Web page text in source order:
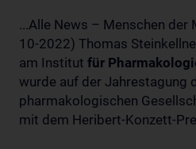
...Alle News – Menschen der
10-2022) Thomas
am Institut für
wurde auf der Jahrestagung
pharmakologischen
mit dem Heribert-Konzett-